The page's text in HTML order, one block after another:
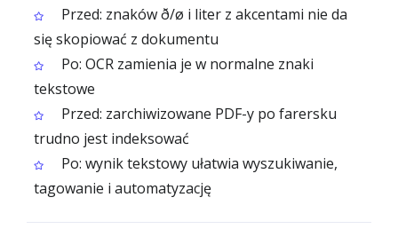
Przed: znaków ð/ø i liter z akcentami nie da
się skopiować z dokumentu
Po: OCR zamienia je w normalne znaki
tekstowe
Przed: zarchiwizowane PDF-y po farersku
trudno jest indeksować
Po: wynik tekstowy ułatwia wyszukiwanie,
tagowanie i automatyzację